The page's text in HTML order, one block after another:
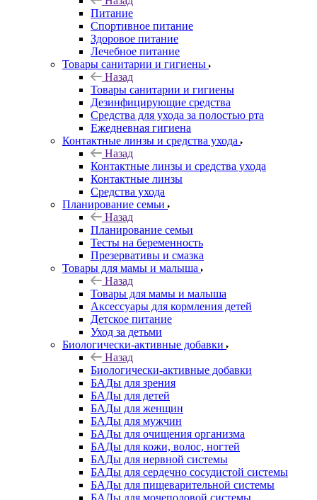
Питание
Спортивное питание
Здоровое питание
Лечебное питание
Товары санитарии и гигиены
Назад
Товары санитарии и гигиены
Дезинфицирующие средства
Средства для ухода за полостью рта
Ежедневная гигиена
Контактные линзы и средства ухода
Назад
Контактные линзы и средства ухода
Контактные линзы
Средства ухода
Планирование семьи
Назад
Планирование семьи
Тесты на беременность
Презервативы и смазка
Товары для мамы и малыша
Назад
Товары для мамы и малыша
Аксессуары для кормления детей
Детское питание
Уход за детьми
Биологически-активные добавки
Назад
Биологически-активные добавки
БАДы для зрения
БАДы для детей
БАДы для женщин
БАДы для мужчин
БАДы для очищения организма
БАДы для кожи, волос, ногтей
БАДы для нервной системы
БАДы для сердечно сосудистой системы
БАДы для пищеварительной системы
БАДы для мочеполовой системы